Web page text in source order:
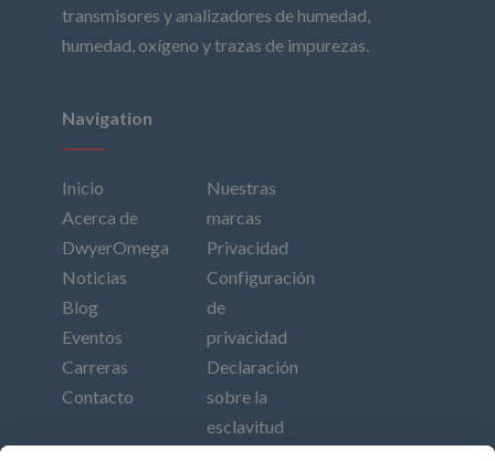
transmisores y analizadores de humedad,
humedad, oxígeno y trazas de impurezas.
Navigation
Inicio
Acerca de
DwyerOmega
Noticias
Blog
Eventos
Carreras
Contacto
Nuestras
marcas
Privacidad
Configuración
de
privacidad
Declaración
sobre la
esclavitud